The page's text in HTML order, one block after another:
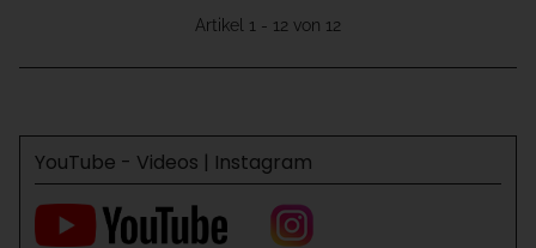
Artikel 1 - 12 von 12
YouTube - Videos | Instagram